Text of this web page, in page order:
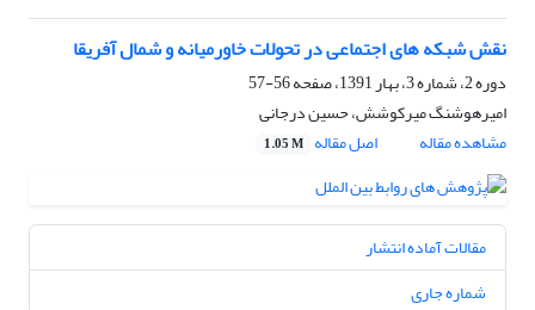
نقش شبکه های اجتماعی در تحولات خاورمیانه و شمال آفریقا
دوره 2، شماره 3، بهار 1391، صفحه
56-57
امیرهوشنگ میرکوشش، حسین درجانی
مشاهده مقاله
اصل مقاله 1.05 M
مقالات آماده انتشار
شماره جاری